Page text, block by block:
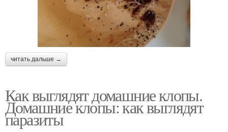
читать дальше →
Как выглядят домашние клопы.
Домашние клопы: как выглядят
паразиты